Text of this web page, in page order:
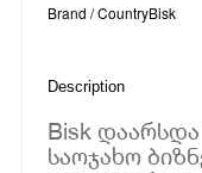
Brand / CountryBisk
Description
Bisk
საოჯახო